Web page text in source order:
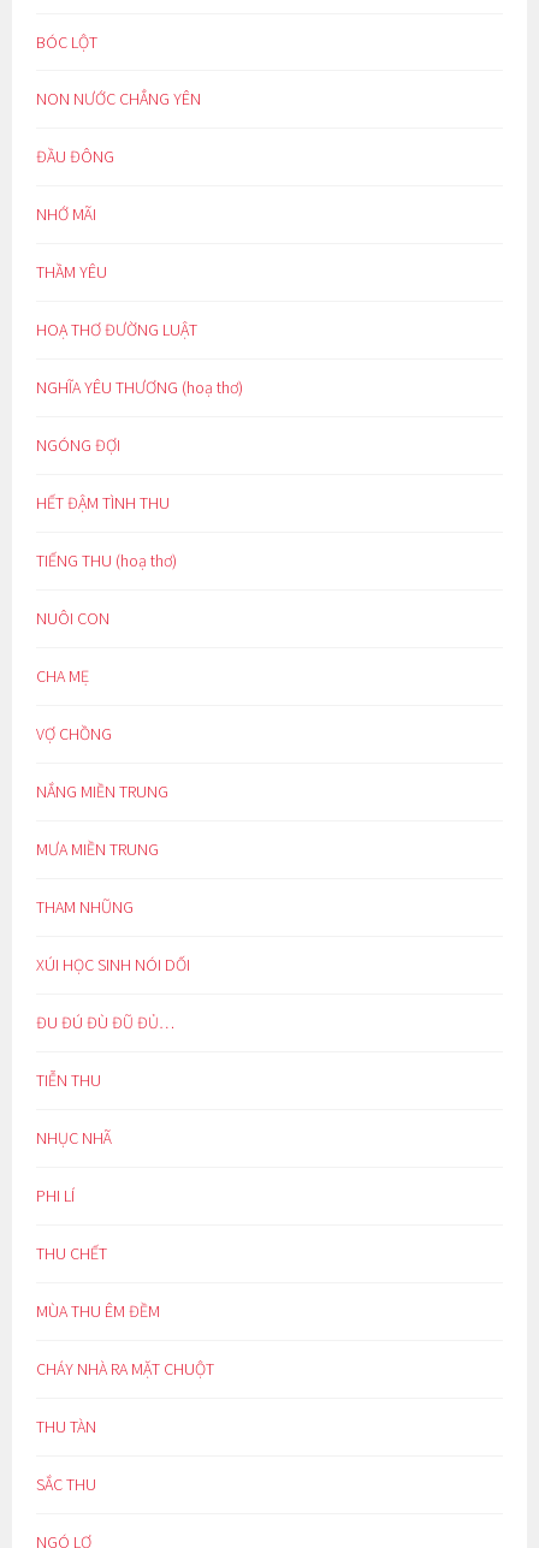
BÓC LỘT
NON NƯỚC CHẲNG YÊN
ĐẦU ĐÔNG
NHỚ MÃI
THẦM YÊU
HOẠ THƠ ĐƯỜNG LUẬT
NGHĨA YÊU THƯƠNG (hoạ thơ)
NGÓNG ĐỢI
HẾT ĐẬM TÌNH THU
TIẾNG THU (hoạ thơ)
NUÔI CON
CHA MẸ
VỢ CHỒNG
NẮNG MIỀN TRUNG
MƯA MIỀN TRUNG
THAM NHŨNG
XÚI HỌC SINH NÓI DỐI
ĐU ĐÚ ĐÙ ĐŨ ĐỦ…
TIỄN THU
NHỤC NHÃ
PHI LÍ
THU CHẾT
MÙA THU ÊM ĐỀM
CHÁY NHÀ RA MẶT CHUỘT
THU TÀN
SẮC THU
NGÓ LƠ